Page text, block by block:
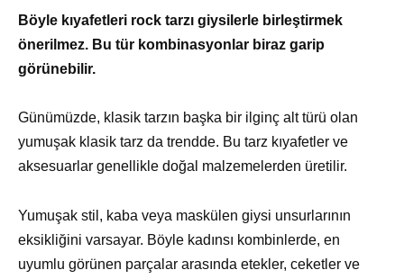
Böyle kıyafetleri rock tarzı giysilerle birleştirmek
önerilmez. Bu tür kombinasyonlar biraz garip
görünebilir.
Günümüzde, klasik tarzın başka bir ilginç alt türü olan
yumuşak klasik tarz da trendde. Bu tarz kıyafetler ve
aksesuarlar genellikle doğal malzemelerden üretilir.
Yumuşak stil, kaba veya maskülen giysi unsurlarının
eksikliğini varsayar. Böyle kadınsı kombinlerde, en
uyumlu görünen parçalar arasında etekler, ceketler ve